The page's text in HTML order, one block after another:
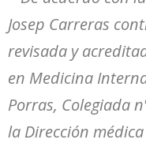
Josep Carreras
revisada y
en Medicina
Porras, Colegiada
la Dirección